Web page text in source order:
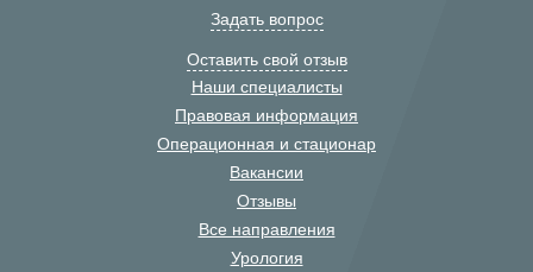
Задать вопрос
Оставить свой отзыв
Наши специалисты
Правовая информация
Операционная и стационар
Вакансии
Отзывы
Все направления
Урология